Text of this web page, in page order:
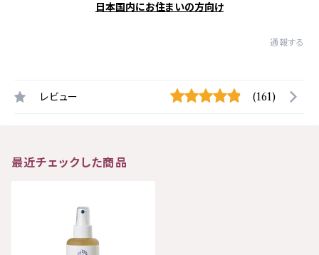
日本国内にお住まいの方向け
通報する
レビュー (161)
最近チェックした商品